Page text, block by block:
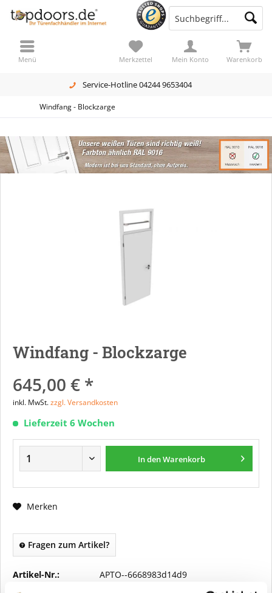
Service-Hotline 04244 9653404
Warenkorb
Merkzettel Mein Konto
Menü
Windfang - Blockzarge
Windfang - Blockzarge
645,00 € *
inkl. MwSt.zzgl. Versandkosten
Lieferzeit 6 Wochen
In denWarenkorb
Merken
Fragen zum Artikel?
Artikel-Nr.: APTO--6668983d14d9